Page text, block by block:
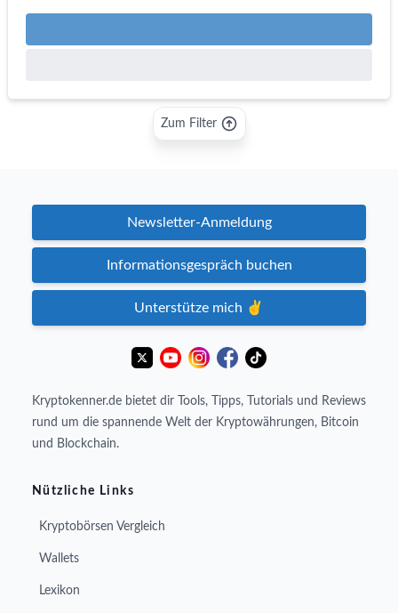
Zum Filter
Newsletter-Anmeldung
Informationsgespräch buchen
Unterstütze mich ✌️
Kryptokenner.de bietet dir Tools, Tipps, Tutorials und Reviews
rund um die spannende Welt der Kryptowährungen, Bitcoin
und Blockchain.
Nützliche Links
Kryptobörsen Vergleich
Wallets
Lexikon